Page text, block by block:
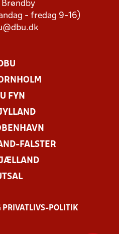
- fredag 9-16)
DBU
FYN
FALSTER
PRIVATLIVS-POLITIK